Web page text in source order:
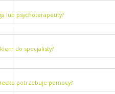
lub psychoterapeuty?
do specjalisty?
potrzebuje pomocy?